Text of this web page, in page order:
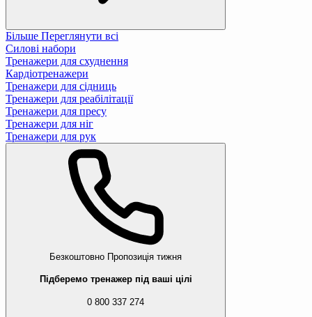
Більше Переглянути всі
Силові набори
Тренажери для схуднення
Кардіотренажери
Тренажери для сідниць
Тренажери для реабілітації
Тренажери для пресу
Тренажери для ніг
Тренажери для рук
Безкоштовно Пропозиція тижня
Підберемо тренажер під ваші цілі
0 800 337 274